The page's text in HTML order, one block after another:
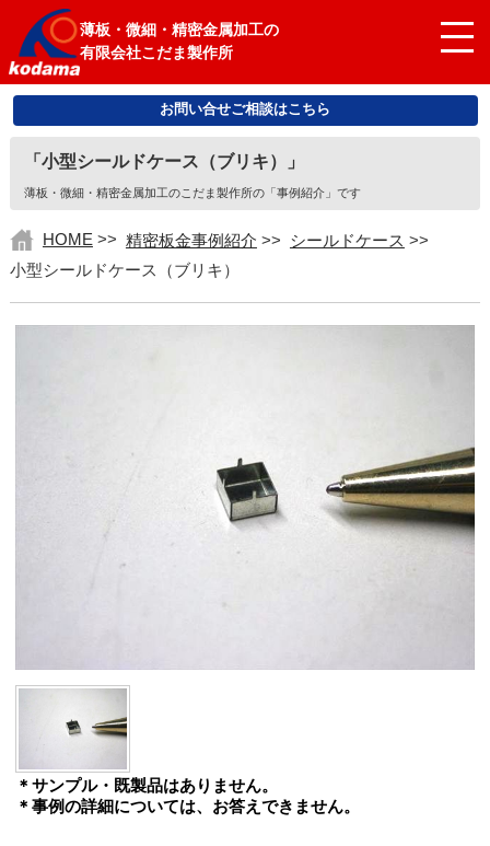
薄板・微細・精密金属加工の
有限会社こだま製作所
お問い合せご相談はこちら
「小型シールドケース（ブリキ）」
薄板・微細・精密金属加工のこだま製作所の「事例紹介」です
HOME >> 精密板金事例紹介 >> シールドケース >>
小型シールドケース（ブリキ）
＊サンプル・既製品はありません。
＊事例の詳細については、お答えできません。